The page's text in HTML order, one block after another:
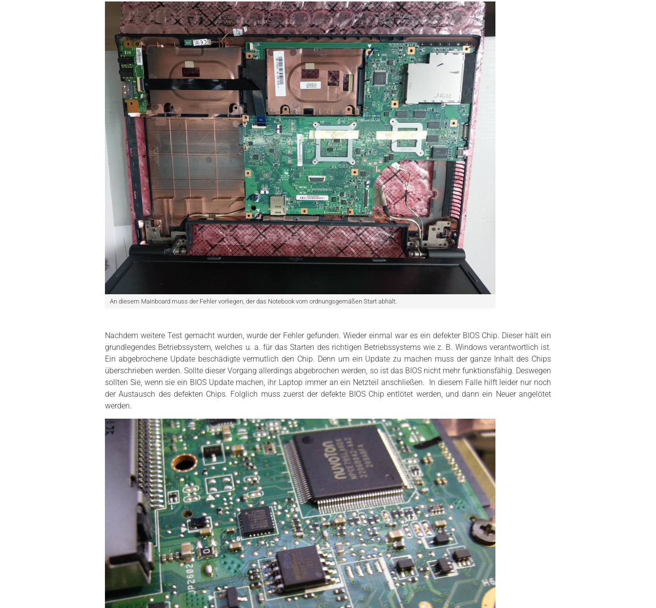
An diesem Mainboard muss der Fehler vorliegen, der das Notebook vom ordnungsgemäßen Start abhält.
Nachdem weitere Test gemacht wurden, wurde der Fehler gefunden. Wieder einmal war es ein defekter BIOS Chip. Dieser hält ein
grundlegendes Betriebssystem, welches u. a. für das Starten des richtigen Betriebssystems wie z. B. Windows verantwortlich ist.
Ein abgebrochene Update beschädigte vermutlich den Chip. Denn um ein Update zu machen muss der ganze Inhalt des Chips
überschrieben werden. Sollte dieser Vorgang allerdings abgebrochen werden, so ist das BIOS nicht mehr funktionsfähig. Deswegen
sollten Sie, wenn sie ein BIOS Update machen, ihr Laptop immer an ein Netzteil anschließen. In diesem Falle hilft leider nur noch
der Austausch des defekten Chips. Folglich muss zuerst der defekte BIOS Chip entlötet werden, und dann ein Neuer angelötet
werden.